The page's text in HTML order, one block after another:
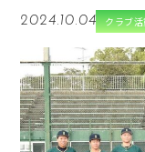
2024.10.04 クラブ